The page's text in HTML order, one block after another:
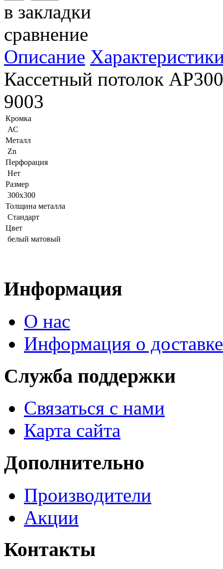
в закладки
сравнение
Описание
Кассетный потолок
9003
Кромка
АС
Металл
Zn
Перфорация
Нет
Размер
300x300
Толщина металла
Стандарт
Цвет
белый матовый
Информация
О нас
Информация о доставке
Служба поддержки
Связаться с нами
Карта сайта
Дополнительно
Производители
Акции
Контакты